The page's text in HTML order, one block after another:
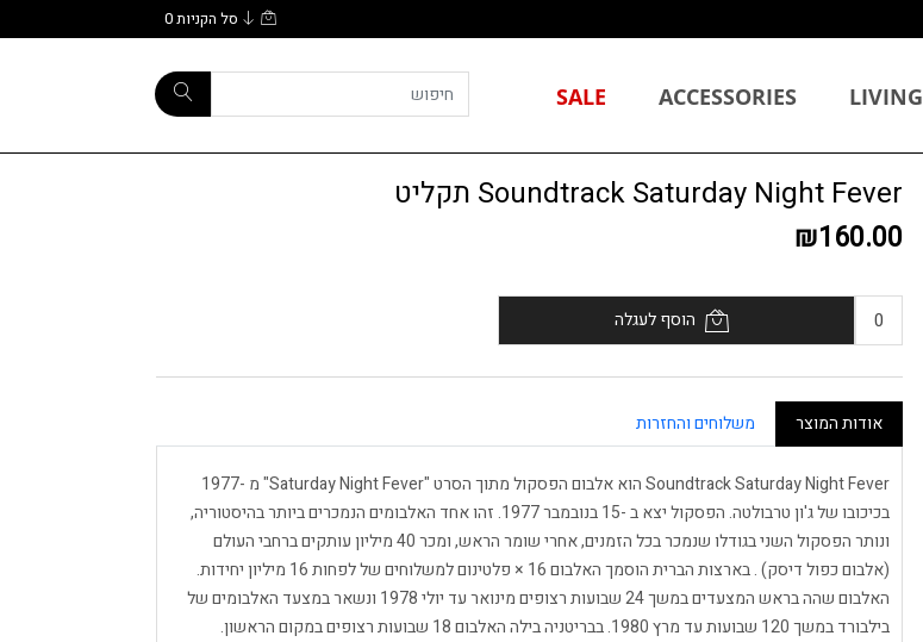
סל הקניות0
LIVING
ACCESSORIES
SALE
Soundtrack Saturday Night Fever תקליט
₪160.00
הוסף לעגלה
אודות המוצר משלוחים והחזרות
Soundtrack Saturday Night Fever הוא אלבום הפסקול מתוך הסרט "Saturday Night Fever" מ -1977
בכיכובו של ג'ון טרבולטה. הפסקול יצא ב -15 בנובמבר 1977. זהו אחד האלבומים הנמכרים ביותר בהיסטוריה,
ונותר הפסקול השני בגודלו שנמכר בכל הזמנים, אחרי שומר הראש, ומכר 40 מיליון עותקים ברחבי העולם
(אלבום כפול דיסק) . בארצות הברית הוסמך האלבום 16 × פלטינום למשלוחים של לפחות 16 מיליון יחידות.
האלבום שהה בראש המצעדים במשך 24 שבועות רצופים מינואר עד יולי 1978 ונשאר במצעד האלבומים של
בילבורד במשך 120 שבועות עד מרץ 1980. בבריטניה בילה האלבום 18 שבועות רצופים במקום הראשון.